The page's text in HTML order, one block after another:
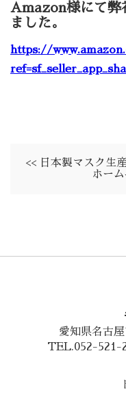
Amazon様にて弊
ました。
https://
<< 日本製マスク生
ホー
愛知県名古
TEL.052-